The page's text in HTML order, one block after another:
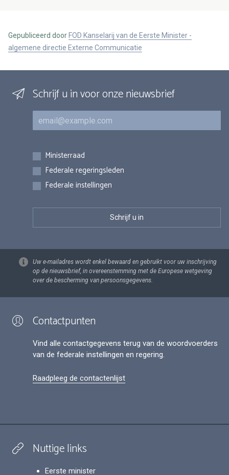
Gepubliceerd door FOD Kanselarij van de Eerste Minister -
algemene directie Externe Communicatie
Schrijf u in voor onze nieuwsbrief
E-mail
Inschrijvingen
Ministerraad
Federale regeringsleden
Federale instellingen
Uw e-mailadres wordt enkel bewaard en gebruikt voor uw inschrijving
op de nieuwsbrief, in overeenstemming met de Europese wetgeving
over de bescherming van persoonsgegevens.
Contactpunten
Vind alle contactgegevens terug van de woordvoerders
van de federale instellingen en regering.
Raadpleeg de contactenlijst
Nuttige links
Eerste minister